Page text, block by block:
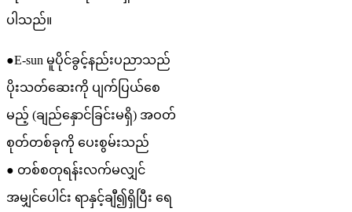
ပါသည်။
●E-sun မူပိုင်ခွင့်နည်းပညာသည်
ပိုးသတ်ဆေးကို ပျက်ပြယ်စေ
မည့် (ချည်နှောင်ခြင်းမရှိ) အဝတ်
စုတ်တစ်ခုကို ပေးစွမ်းသည်
● တစ်စတုရန်းလက်မလျှင်
အမျှင်ပေါင်း ရာနှင့်ချီ၍ရှိပြီး ရေ